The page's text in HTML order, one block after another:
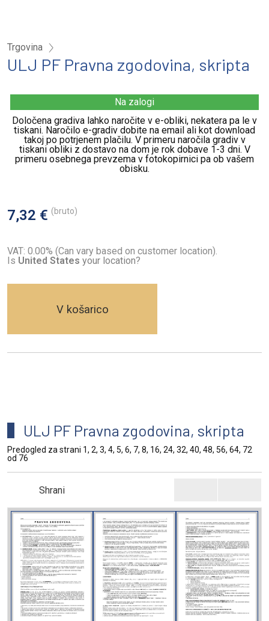
Trgovina
ULJ PF Pravna zgodovina, skripta
Na zalogi
Določena gradiva lahko naročite v e-obliki, nekatera pa le v
tiskani. Naročilo e-gradiv dobite na email ali kot download
takoj po potrjenem plačilu. V primeru naročila gradiv v
tiskani obliki z dostavo na dom je rok dobave 1-3 dni. V
primeru osebnega prevzema v fotokopirnici pa ob vašem
obisku.
7,32 € (bruto)
VAT: 0.00% (Can vary based on customer location).
Is United States your location?
V košarico
ULJ PF Pravna zgodovina, skripta
Predogled za strani 1, 2, 3, 4, 5, 6, 7, 8, 16, 24, 32, 40, 48, 56, 64, 72
od 76
Shrani